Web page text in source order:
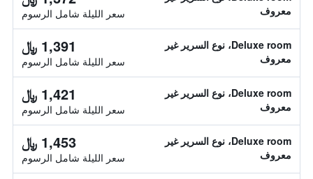
معروف
سعر الليلة شامل الرسوم
Deluxe room، نوع السرير غير
معروف
1,391 ﷼
سعر الليلة شامل الرسوم
Deluxe room، نوع السرير غير
معروف
1,421 ﷼
سعر الليلة شامل الرسوم
Deluxe room، نوع السرير غير
معروف
1,453 ﷼
سعر الليلة شامل الرسوم